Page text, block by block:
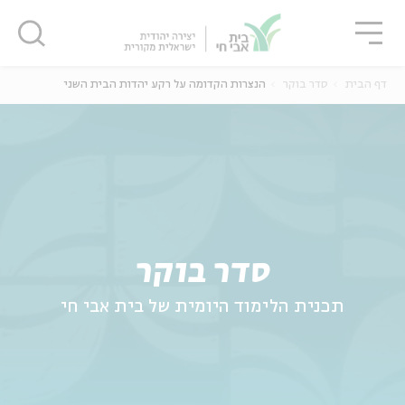
סדר בוקר
תכנית הלימוד היומית של בית אבי חי
דף הבית סדר בוקר הנצרות הקדומה על רקע יהדות הבית השני
סגור